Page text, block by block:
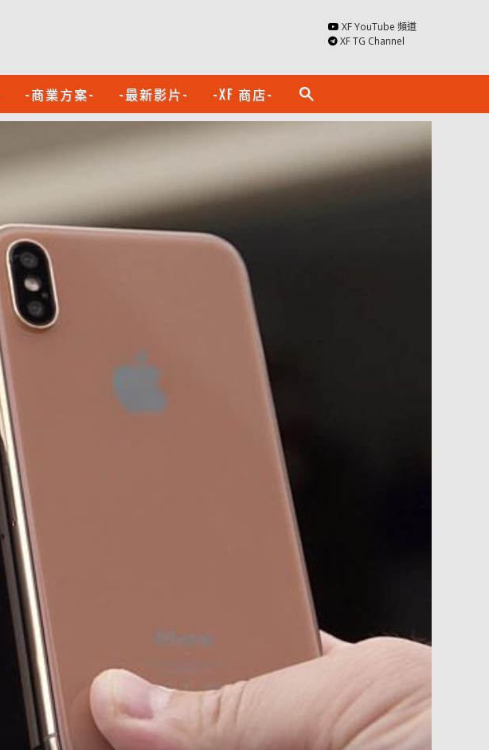
XF YouTube 頻道
XF TG Channel
-商業方案- -最新影片- -XF 商店- search